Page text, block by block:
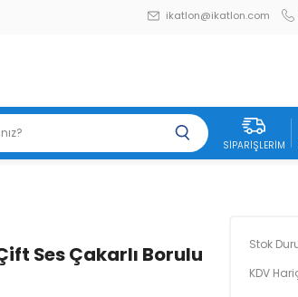
ikatlon@ikatlon.com
SIPARIŞLERIM
Ses Çakarlı Borulu
Stok
KDV